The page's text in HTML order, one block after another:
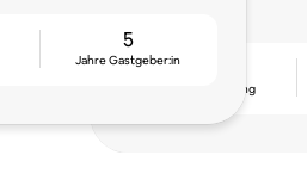
5
Jahre Gastgeber:in
Gästebewertung